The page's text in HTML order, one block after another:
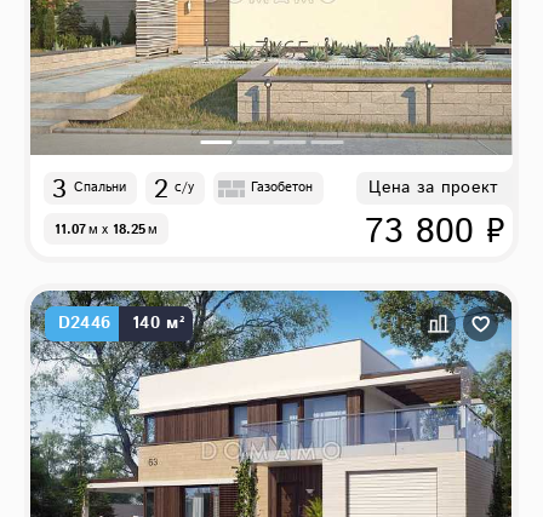
3 Спальни 2 с/у Газобетон
11.07м x 18.25м
Цена за проект
73 800 ₽
D2446 140 м²